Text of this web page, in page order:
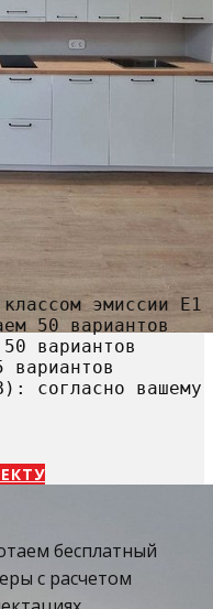
эмиссии Е1
50 вариантов
вариантов
согласно вашему
бесплатный
с расчетом